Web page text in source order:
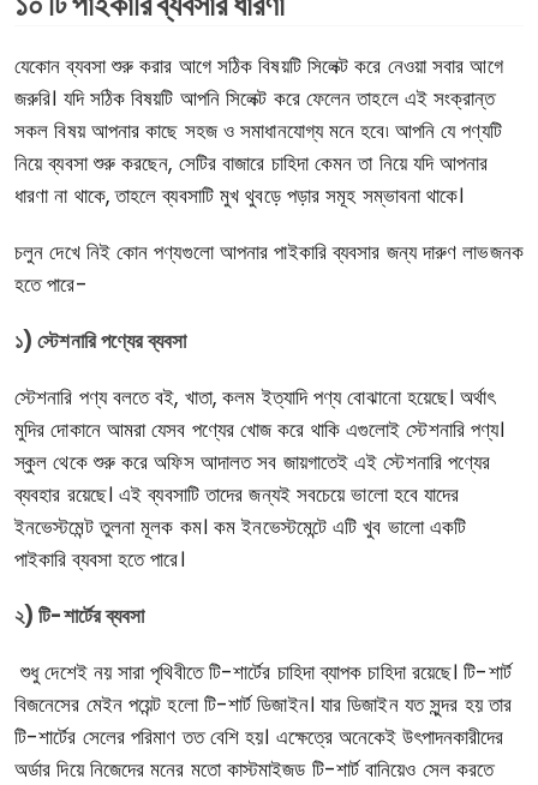
যেকোন ব্যবসা শুরু করার আগে সঠিক বিষয়টি সিলেক্ট করে নেওয়া সবার আগে
জরুরি। যদি সঠিক বিষয়টি আপনি সিলেক্ট করে ফেলেন তাহলে এই সংক্রান্ত
সকল বিষয় আপনার কাছে সহজ ও সমাধানযোগ্য মনে হবে৷ আপনি যে পণ্যটি
নিয়ে ব্যবসা শুরু করছেন, সেটির বাজারে চাহিদা কেমন তা নিয়ে যদি আপনার
ধারণা না থাকে, তাহলে ব্যবসাটি মুখ থুবড়ে পড়ার সমূহ সম্ভাবনা থাকে।
চলুন দেখে নিই কোন পণ্যগুলো আপনার পাইকারি ব্যবসার জন্য দারুণ লাভজনক
হতে পারে-
১) স্টেশনারি পণ্যের ব্যবসা
স্টেশনারি পণ্য বলতে বই, খাতা, কলম ইত্যাদি পণ্য বোঝানো হয়েছে। অর্থাৎ
মুদির দোকানে আমরা যেসব পণ্যের খোজ করে থাকি এগুলোই স্টেশনারি পণ্য।
স্কুল থেকে শুরু করে অফিস আদালত সব জায়গাতেই এই স্টেশনারি পণ্যের
ব্যবহার রয়েছে। এই ব্যবসাটি তাদের জন্যই সবচেয়ে ভালো হবে যাদের
ইনভেস্টমেন্ট তুলনা মূলক কম। কম ইনভেস্টমেন্টে এটি খুব ভালো একটি
পাইকারি ব্যবসা হতে পারে।
২) টি-শার্টের ব্যবসা
শুধু দেশেই নয় সারা পৃথিবীতে টি-শার্টের চাহিদা ব্যাপক চাহিদা রয়েছে। টি-শার্ট
বিজনেসের মেইন পয়েন্ট হলো টি-শার্ট ডিজাইন। যার ডিজাইন যত সুন্দর হয় তার
টি-শার্টের সেলের পরিমাণ তত বেশি হয়। এক্ষেত্রে অনেকেই উৎপাদনকারীদের
অর্ডার দিয়ে নিজেদের মনের মতো কাস্টমাইজড টি-শার্ট বানিয়েও সেল করতে